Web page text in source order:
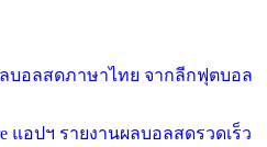
ลบอลสดภาษาไทย จากลีกฟุตบอล
แอปฯ รายงานผลบอลสดรวดเร็ว